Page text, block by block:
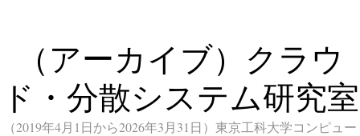
（アーカイブ）クラウ
ド・分散システム研究室
（2019年4月1日から2026年3月31日）東京工科大学コンピュー